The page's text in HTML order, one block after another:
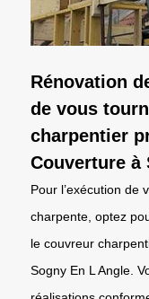
Rénovation
de vous
charpentier
Couverture à
Pour l’exécution de
charpente, optez
le couvreur
Sogny En L Angle.